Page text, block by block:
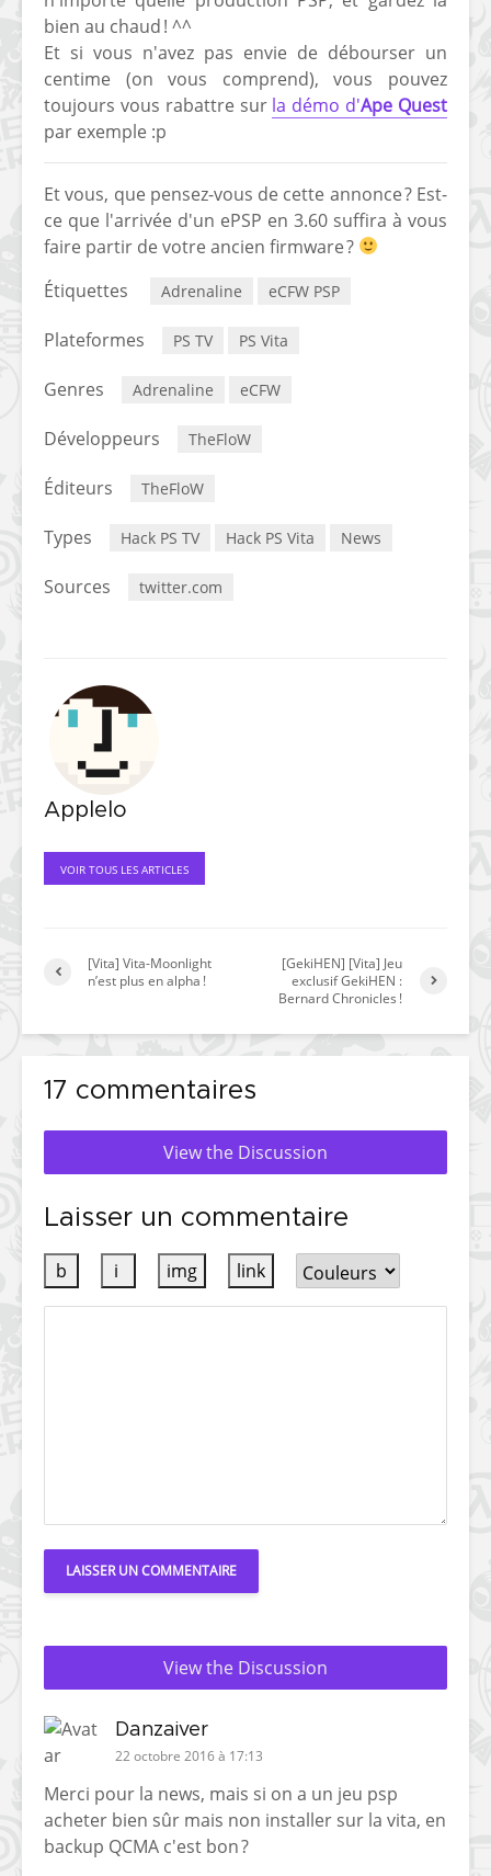
bien au chaud ! ^^
Et si vous n'avez pas envie de débourser un
centime (on vous comprend), vous pouvez
toujours vous rabattre sur la démo d'Ape Quest
par exemple :p
Et vous, que pensez-vous de cette annonce ? Est-
ce que l'arrivée d'un ePSP en 3.60 suffira à vous
faire partir de votre ancien firmware ?
Étiquettes
Adrenaline eCFW PSP
Plateformes PS TV PS Vita
Genres Adrenaline eCFW
Développeurs TheFloW
Éditeurs TheFloW
Types Hack PS TV Hack PS Vita News
Sources twitter.com
Applelo
VOIR TOUS LES ARTICLES
[Vita] Vita-Moonlight
n’est plus en alpha !
[GekiHEN] [Vita] Jeu
exclusif GekiHEN :
Bernard Chronicles !
17 commentaires
View the Discussion
Laisser un commentaire
View the Discussion
Danzaiver
22 octobre 2016 à 17:13
Merci pour la news, mais si on a un jeu psp
acheter bien sûr mais non installer sur la vita, en
backup QCMA c'est bon ?